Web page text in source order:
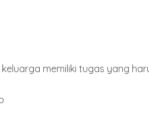
memiliki tugas yang